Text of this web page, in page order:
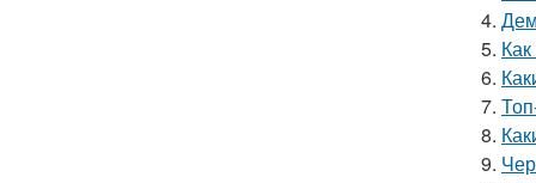
4.
5.
6.
7.
8.
9.